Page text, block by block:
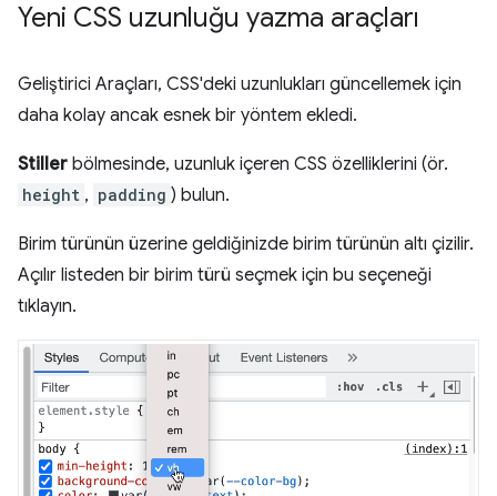
Yeni CSS uzunluğu yazma araçları
Geliştirici Araçları, CSS'deki uzunlukları güncellemek için
daha kolay ancak esnek bir yöntem ekledi.
Stiller bölmesinde, uzunluk içeren CSS özelliklerini (ör.
height , padding ) bulun.
Birim türünün üzerine geldiğinizde birim türünün altı çizilir.
Açılır listeden bir birim türü seçmek için bu seçeneği
tıklayın.